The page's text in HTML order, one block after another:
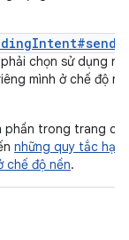
chọn sử dụng
mình ở chế độ
phần trong trang
những quy tắc hạn
chế độ nền.